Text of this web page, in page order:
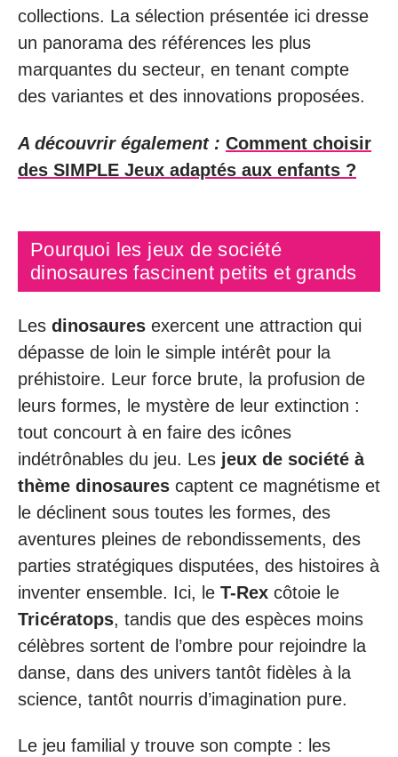
collections. La sélection présentée ici dresse
un panorama des références les plus
marquantes du secteur, en tenant compte
des variantes et des innovations proposées.
A découvrir également : Comment choisir
des SIMPLE Jeux adaptés aux enfants ?
Pourquoi les jeux de société
dinosaures fascinent petits et grands
Les dinosaures exercent une attraction qui
dépasse de loin le simple intérêt pour la
préhistoire. Leur force brute, la profusion de
leurs formes, le mystère de leur extinction :
tout concourt à en faire des icônes
indétrônables du jeu. Les jeux de société à
thème dinosaures captent ce magnétisme et
le déclinent sous toutes les formes, des
aventures pleines de rebondissements, des
parties stratégiques disputées, des histoires à
inventer ensemble. Ici, le T-Rex côtoie le
Tricératops, tandis que des espèces moins
célèbres sortent de l’ombre pour rejoindre la
danse, dans des univers tantôt fidèles à la
science, tantôt nourris d’imagination pure.
Le jeu familial y trouve son compte : les